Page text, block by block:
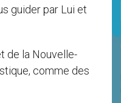
guider par Lui et
de la Nouvelle-
comme des